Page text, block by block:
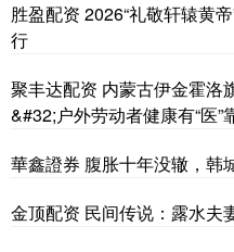
胜盈配资 2026“礼敬轩辕黄
行
聚丰达配资 内蒙古伊金霍洛
&#32;户外劳动者健康有“医”
華鑫證券 腹胀十年没辙，韩
金顶配资 民间传说：露水夫